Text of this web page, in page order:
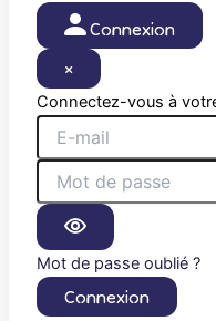
Connexion
×
Connectez-vous à
Mot de passe oublié ?
Connexion